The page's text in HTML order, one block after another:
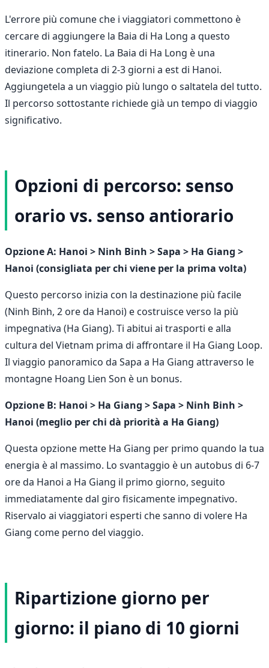
L'errore più comune che i viaggiatori commettono è
cercare di aggiungere la Baia di Ha Long a questo
itinerario. Non fatelo. La Baia di Ha Long è una
deviazione completa di 2-3 giorni a est di Hanoi.
Aggiungetela a un viaggio più lungo o saltatela del tutto.
Il percorso sottostante richiede già un tempo di viaggio
significativo.
Opzioni di percorso: senso
orario vs. senso antiorario
Opzione A: Hanoi > Ninh Binh > Sapa > Ha Giang >
Hanoi (consigliata per chi viene per la prima volta)
Questo percorso inizia con la destinazione più facile
(Ninh Binh, 2 ore da Hanoi) e costruisce verso la più
impegnativa (Ha Giang). Ti abitui ai trasporti e alla
cultura del Vietnam prima di affrontare il Ha Giang Loop.
Il viaggio panoramico da Sapa a Ha Giang attraverso le
montagne Hoang Lien Son è un bonus.
Opzione B: Hanoi > Ha Giang > Sapa > Ninh Binh >
Hanoi (meglio per chi dà priorità a Ha Giang)
Questa opzione mette Ha Giang per primo quando la tua
energia è al massimo. Lo svantaggio è un autobus di 6-7
ore da Hanoi a Ha Giang il primo giorno, seguito
immediatamente dal giro fisicamente impegnativo.
Riservalo ai viaggiatori esperti che sanno di volere Ha
Giang come perno del viaggio.
Ripartizione giorno per
giorno: il piano di 10 giorni